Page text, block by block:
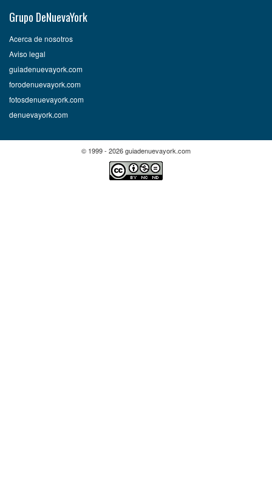
Grupo DeNuevaYork
Acerca de nosotros
Aviso legal
guiadenuevayork.com
forodenuevayork.com
fotosdenuevayork.com
denuevayork.com
© 1999 - 2026 guiadenuevayork.com